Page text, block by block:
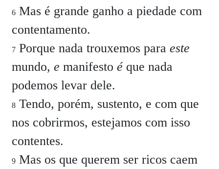
6 Mas é grande ganho a piedade com
contentamento.
7 Porque nada trouxemos para este
mundo, e manifesto éque nada
podemos levar dele.
8 Tendo, porém, sustento, e com que
nos cobrirmos, estejamos com isso
contentes.
9 Mas os que querem ser ricos caem